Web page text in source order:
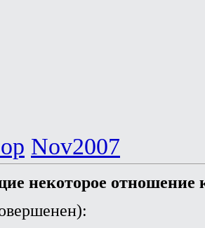
Nov2007
некоторое отношение